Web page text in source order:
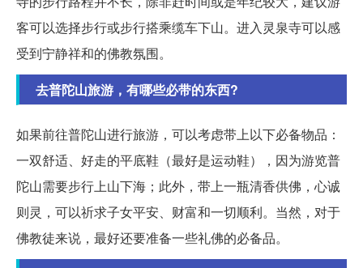
客可以选择步行或步行搭乘缆车下山。进入灵泉寺可以感
受到宁静祥和的佛教氛围。
去普陀山旅游，有哪些必带的东西?
如果前往普陀山进行旅游，可以考虑带上以下必备物品：
一双舒适、好走的平底鞋（最好是运动鞋），因为游览普
陀山需要步行上山下海；此外，带上一瓶清香供佛，心诚
则灵，可以祈求子女平安、财富和一切顺利。当然，对于
佛教徒来说，最好还要准备一些礼佛的必备品。